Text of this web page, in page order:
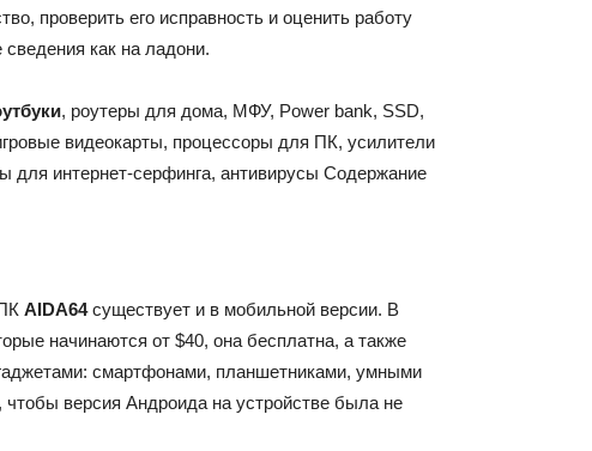
проверить его исправность и оценить работу
как на ладони.
, роутеры для дома, МФУ, Power bank, SSD,
видеокарты, процессоры для ПК, усилители
интернет-серфинга, антивирусы Содержание
AIDA64существует и в мобильной версии. В
начинаются от $40, она бесплатна, а также
смартфонами, планшетниками, умными
версия Андроида на устройстве была не